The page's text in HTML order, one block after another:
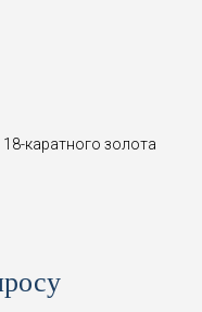
каратного золота